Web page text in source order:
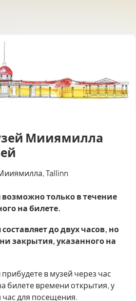
Мииямилла
Tallinn
только в течение
на билете.
до двух часов, но
закрытия, указанного на
в музей через час
билете времени открытия, у
час для посещения.